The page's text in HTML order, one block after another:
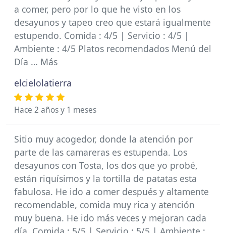
a comer, pero por lo que he visto en los
desayunos y tapeo creo que estará igualmente
estupendo. Comida : 4/5 | Servicio : 4/5 |
Ambiente : 4/5 Platos recomendados Menú del
Día … Más
elcielolatierra
Hace 2 años y 1 meses
Sitio muy acogedor, donde la atención por
parte de las camareras es estupenda. Los
desayunos con Tosta, los dos que yo probé,
están riquísimos y la tortilla de patatas esta
fabulosa. He ido a comer después y altamente
recomendable, comida muy rica y atención
muy buena. He ido más veces y mejoran cada